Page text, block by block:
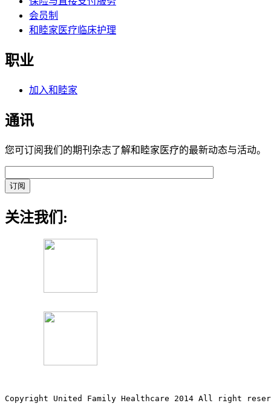
会员制
和睦家医疗临床护理
职业
加入和睦家
通讯
您可订阅我们的期刊杂志了解和睦家医疗的最新动态与活动。
关注我们:
Copyright United Family Healthcare 2014 All right